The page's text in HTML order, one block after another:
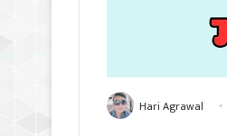
Hari Agrawal